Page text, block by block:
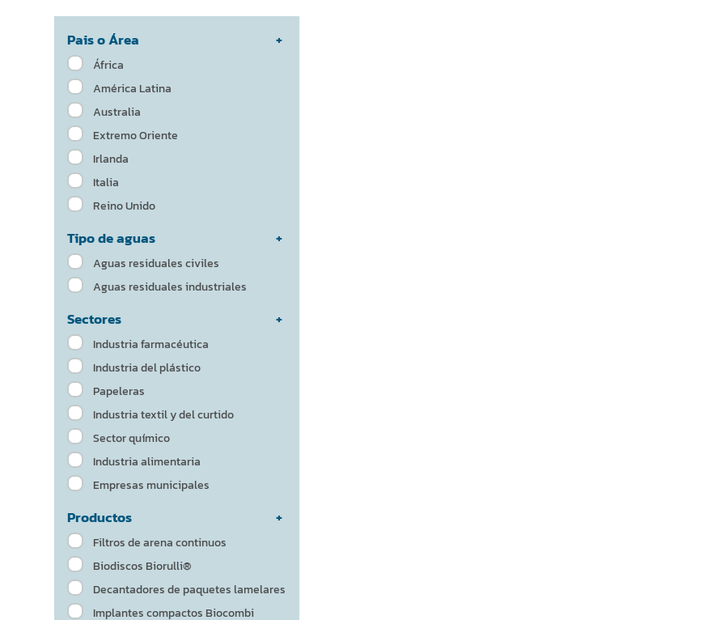
Pais o Área
África
América Latina
Australia
Extremo Oriente
Irlanda
Italia
Reino Unido
Tipo de aguas
Aguas residuales civiles
Aguas residuales industriales
Sectores
Industria farmacéutica
Industria del plástico
Papeleras
Industria textil y del curtido
Sector químico
Industria alimentaria
Empresas municipales
Productos
Filtros de arena continuos
Biodiscos Biorulli®
Decantadores de paquetes lamelares
Implantes compactos Biocombi